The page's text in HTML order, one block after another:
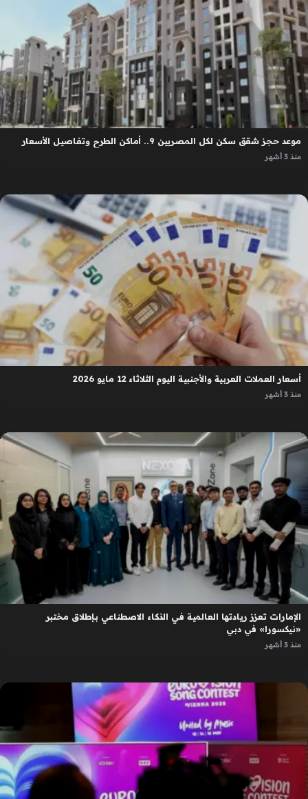
موعد حجز شقق سكن لكل المصريين 9.. أماكن الطرح وتفاصيل الأسعار
منذ 3 أشهر
أسعار العملات العربية والأجنبية اليوم الثلاثاء 12 مايو 2026
منذ 3 أشهر
الإمارات تعزز ريادتها العالمية في الذكاء الاصطناعي بإطلاق مختبر
«نيكسورا» في دبي
منذ 3 أشهر